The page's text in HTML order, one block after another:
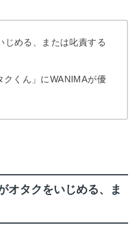
じめる、または叱責する
クくん」にWANIMAが優
タクをいじめる、ま